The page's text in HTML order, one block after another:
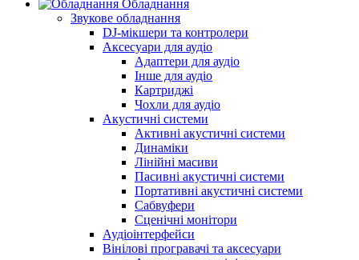
Обладнання
Звукове обладнання
DJ-мікшери та контролери
Аксесуари для аудіо
Адаптери для аудіо
Інше для аудіо
Картриджі
Чохли для аудіо
Акустичні системи
Активні акустичні системи
Динаміки
Лінійні масиви
Пасивні акустичні системи
Портативні акустичні системи
Сабвуфери
Сценічні монітори
Аудіоінтерфейси
Вінілові програвачі та аксесуари